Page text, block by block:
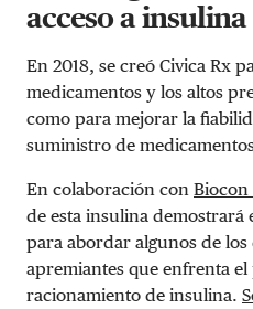
acceso a
En 2018, se creó Civica Rx
medicamentos y los altos
como para mejorar la
suministro de
En colaboración con Biocon
de esta insulina demostrará
para abordar algunos de los
apremiantes que enfrenta
racionamiento de insulina.